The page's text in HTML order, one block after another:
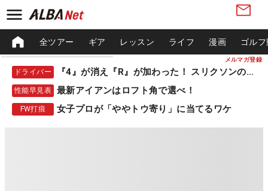
メルマガ登録
全ツアー ギア レッスン ライフ 漫画 ゴル
ドライバー 『4』が消え『R』が加わった！ スリクソンの新作
性能早見表 最新アイアンはロフト角で選べ！
FW打痕 女子プロが「ややトウ寄り」に当てるワケ